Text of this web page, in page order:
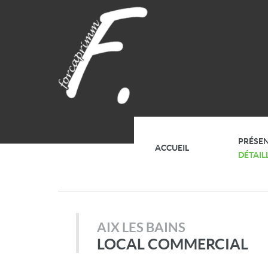
ACCUEIL
AIX LES BAINS
LOCAL COMMERCIAL